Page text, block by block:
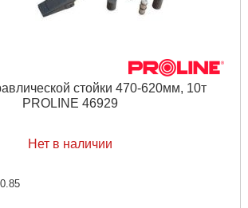
стойки 470-620мм, 10т
PROLINE 46929
Нет в наличии